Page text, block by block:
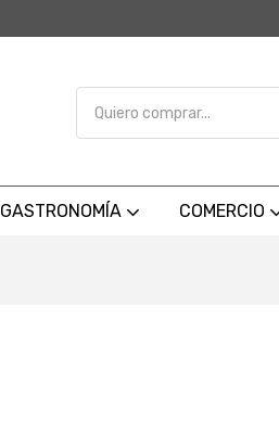
GASTRONOMÍA COMERCIO